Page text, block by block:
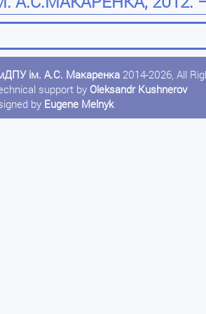
ім. А.С. Макаренка 2014-2026, All
support by Oleksandr Kushnerov
by Eugene Melnyk